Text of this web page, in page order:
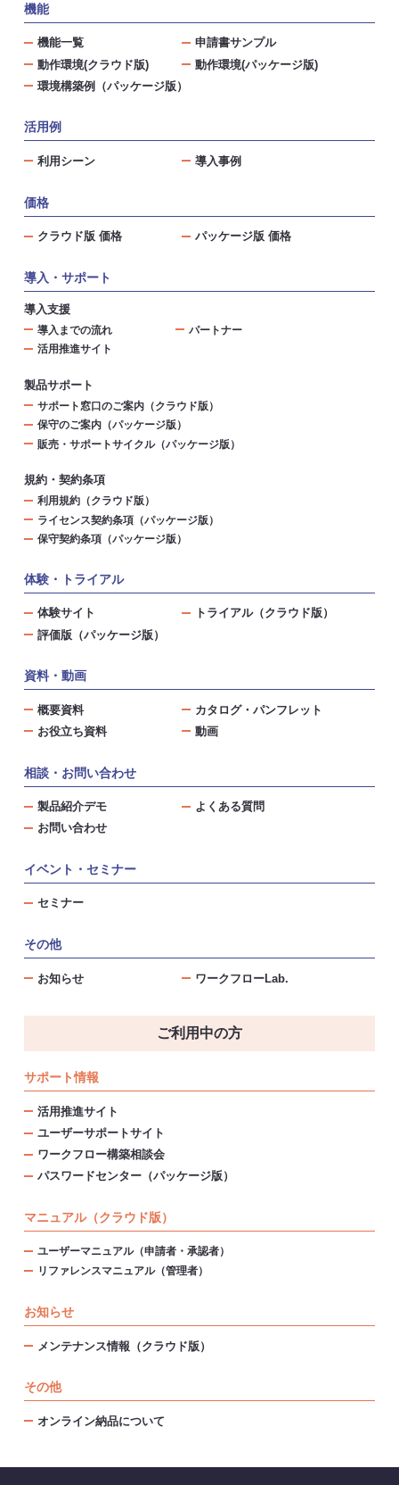
機能
機能一覧
申請書サンプル
動作環境(クラウド版)
動作環境(パッケージ版)
環境構築例（パッケージ版）
活用例
利用シーン 導入事例
価格
クラウド版 価格 パッケージ版 価格
導入・サポート
導入支援
導入までの流れ
パートナー
活用推進サイト
製品サポート
サポート窓口のご案内（クラウド版）
保守のご案内（パッケージ版）
販売・サポートサイクル（パッケージ版）
規約・契約条項
利用規約（クラウド版）
ライセンス契約条項（パッケージ版）
保守契約条項（パッケージ版）
体験・トライアル
体験サイト
トライアル（クラウド版）
評価版（パッケージ版）
資料・動画
概要資料
カタログ・パンフレット
お役立ち資料
動画
相談・お問い合わせ
製品紹介デモ
よくある質問
お問い合わせ
イベント・セミナー
セミナー
その他
お知らせ ワークフローLab.
ご利用中の方
サポート情報
活用推進サイト
ユーザーサポートサイト
ワークフロー構築相談会
パスワードセンター（パッケージ版）
マニュアル（クラウド版）
ユーザーマニュアル（申請者・承認者）
リファレンスマニュアル（管理者）
お知らせ
メンテナンス情報（クラウド版）
その他
オンライン納品について